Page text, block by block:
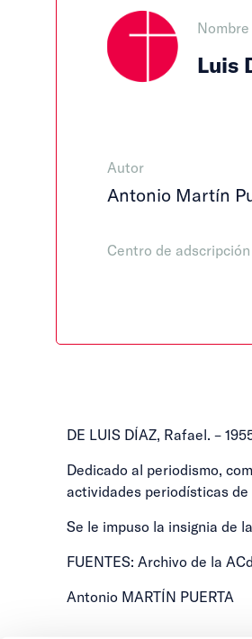
Nombre
Luis
Autor
Antonio Martín
Centro de adscripción
DE LUIS DÍAZ, Rafael. –
Dedicado al periodismo,
actividades periodísticas
Se le impuso la insignia de
FUENTES: Archivo de la
Antonio MARTÍN PUERTA